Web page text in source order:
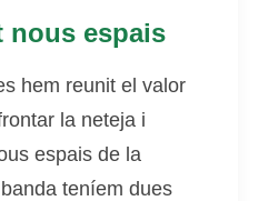
nous espais
hem reunit el valor
la neteja i
espais de la
teníem dues